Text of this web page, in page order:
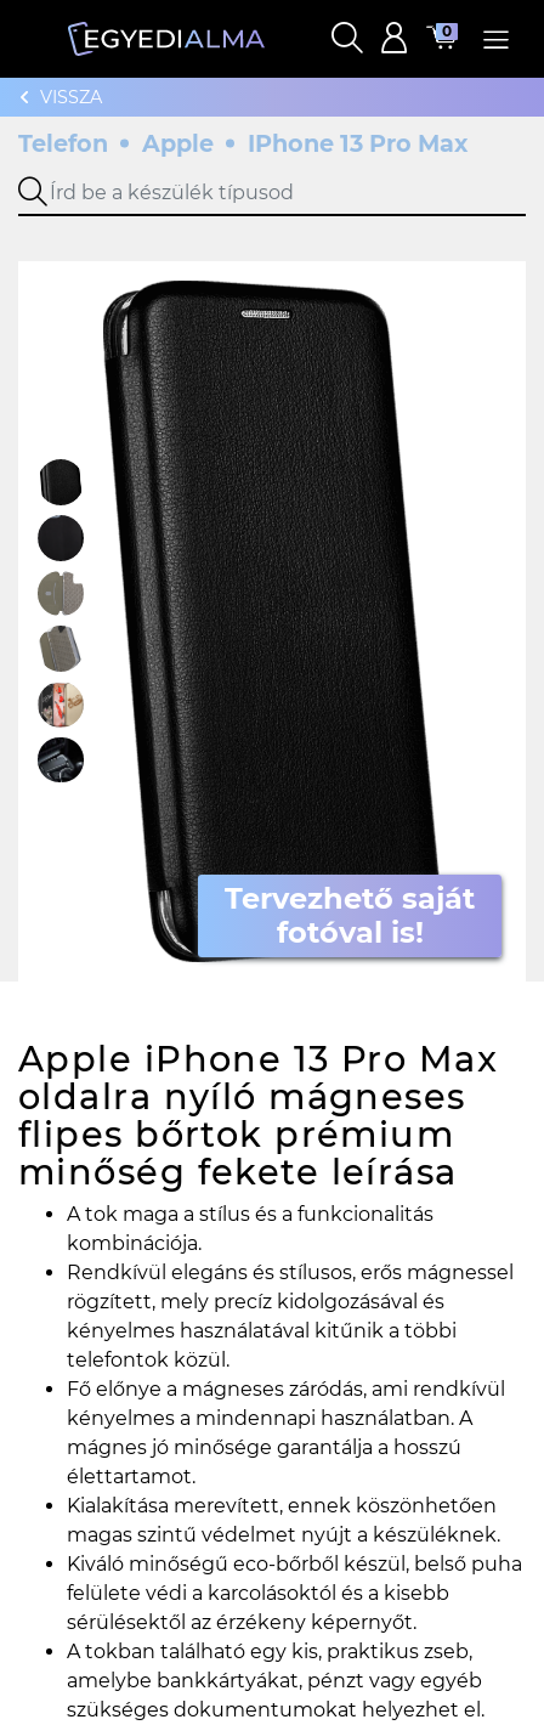
0
VISSZA
Telefon Apple IPhone 13 Pro Max
Tervezhető saját
fotóval is!
Apple iPhone 13 Pro Max
oldalra nyíló mágneses
flipes bőrtok prémium
minőség fekete leírása
A tok maga a stílus és a funkcionalitás
kombinációja.
Rendkívül elegáns és stílusos, erős mágnessel
rögzített, mely precíz kidolgozásával és
kényelmes használatával kitűnik a többi
telefontok közül.
Fő előnye a mágneses záródás, ami rendkívül
kényelmes a mindennapi használatban. A
mágnes jó minősége garantálja a hosszú
élettartamot.
Kialakítása merevített, ennek köszönhetően
magas szintű védelmet nyújt a készüléknek.
Kiváló minőségű eco-bőrből készül, belső puha
felülete védi a karcolásoktól és a kisebb
sérülésektől az érzékeny képernyőt.
A tokban található egy kis, praktikus zseb,
amelybe bankkártyákat, pénzt vagy egyéb
szükséges dokumentumokat helyezhet el.